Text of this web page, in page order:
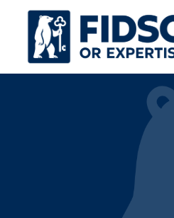
Panneau de gestion des cookies